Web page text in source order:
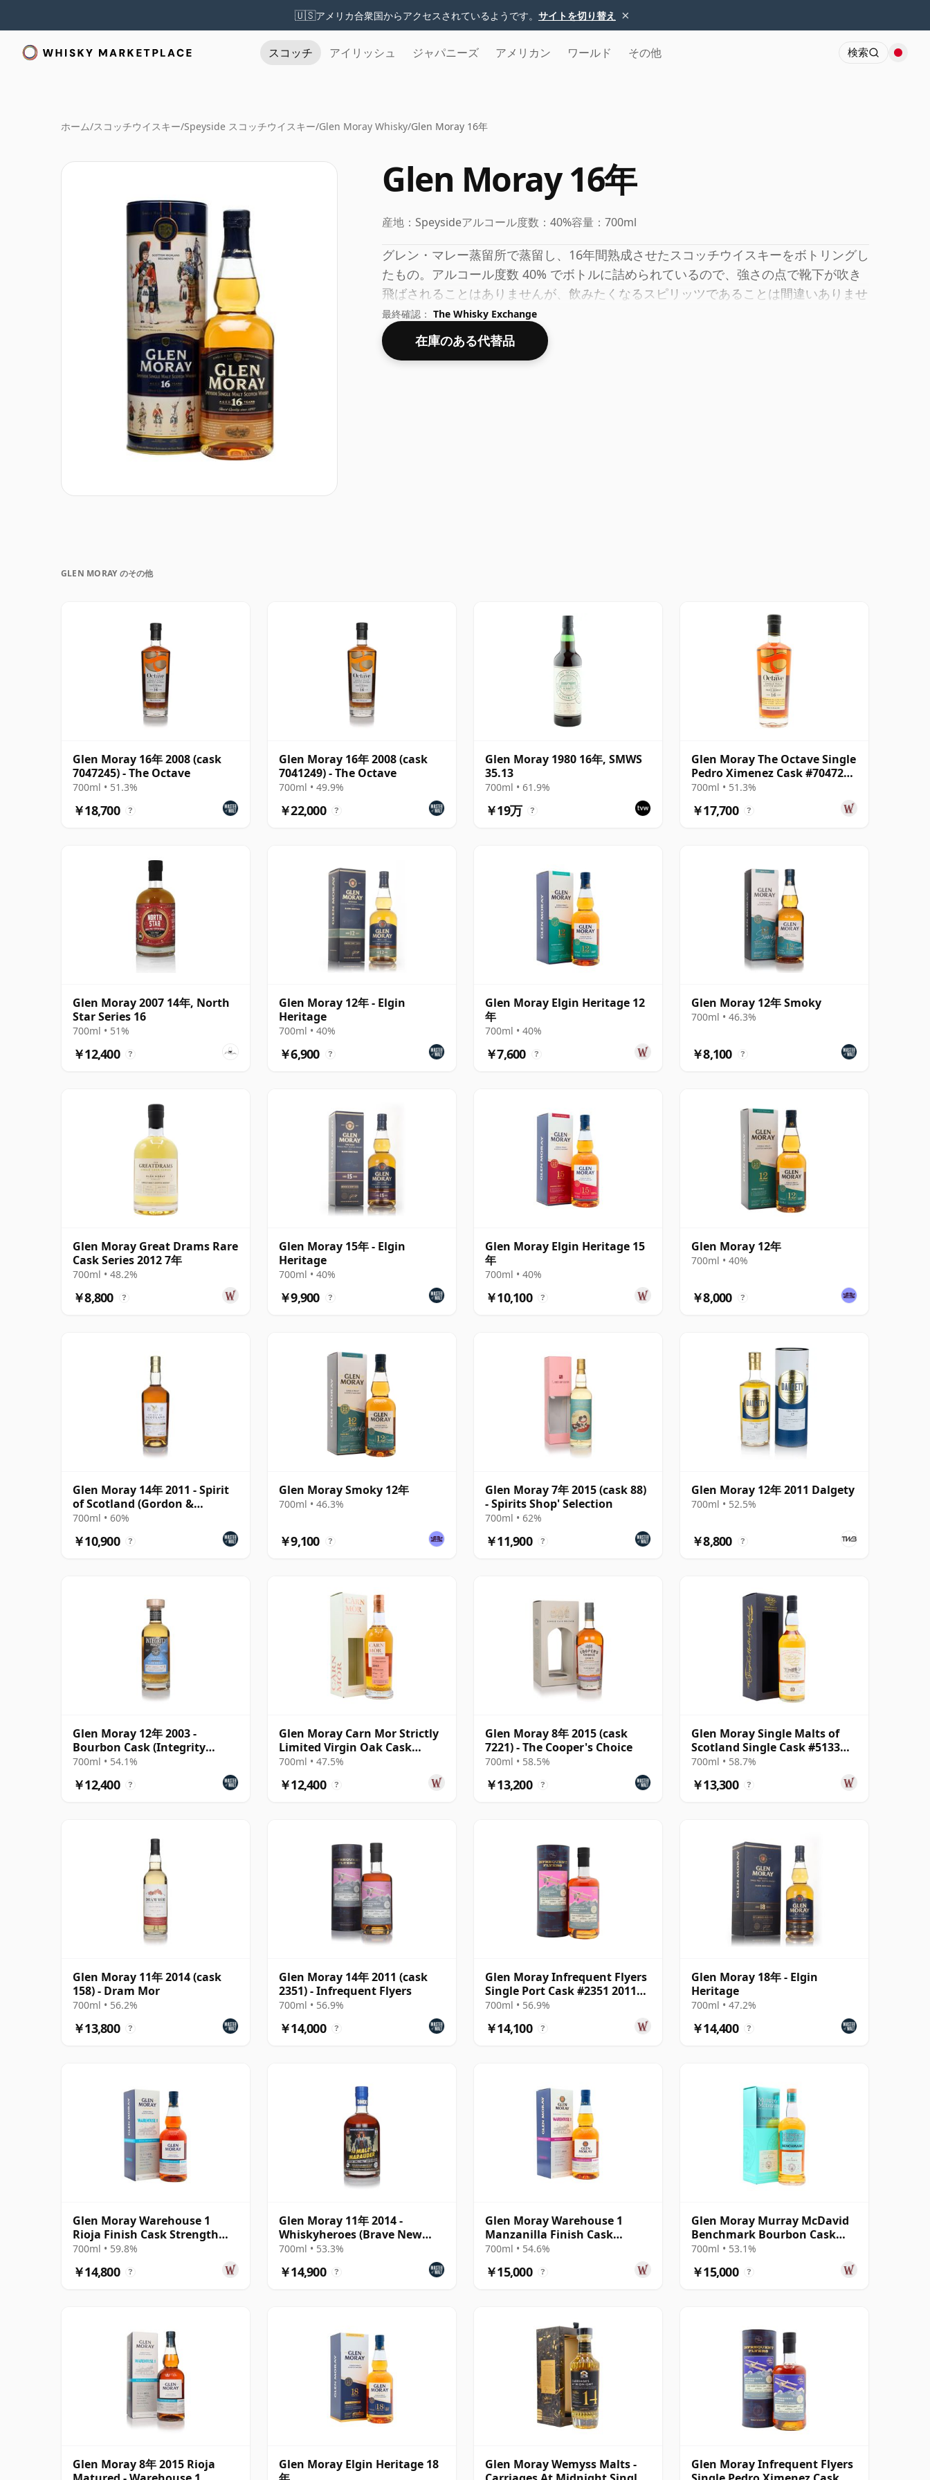
🇺🇸アメリカ合衆国からアクセスされているようです。 サイトを切り替え ×
スコッチ アイリッシュ ジャパニーズ アメリカン ワールド その他 検索
ホーム/スコッチウイスキー/Speyside スコッチウイスキー/Glen Moray Whisky/Glen Moray 16年
Glen Moray 16年
産地： Speysideアルコール度数： 40%容量： 700ml
グレン・マレー蒸留所で蒸留し、16年間熟成させたスコッチウイスキーをボトリングし
たもの。アルコール度数 40% でボトルに詰められているので、強さの点で靴下が吹き
飛ばされることはありませんが、飲みたくなるスピリッツであることは間違いありませ
ん。
最終確認： The Whisky Exchange
在庫のある代替品
GLEN MORAY のその他
Glen Moray 16年 2008 (cask
7047245) - The Octave
700ml • 51.3%
￥18,700 ?
Glen Moray 16年 2008 (cask
7041249) - The Octave
700ml • 49.9%
￥22,000 ?
Glen Moray 1980 16年, SMWS
35.13
700ml • 61.9%
￥19万 ?
Glen Moray The Octave Single
Pedro Ximenez Cask #7047245
2008 16年
700ml • 51.3%
￥17,700 ?
Glen Moray 2007 14年, North
Star Series 16
700ml • 51%
￥12,400 ?
Glen Moray 12年 - Elgin
Heritage
700ml • 40%
￥6,900 ?
Glen Moray Elgin Heritage 12
年
700ml • 40%
￥7,600 ?
Glen Moray 12年 Smoky
700ml • 46.3%
￥8,100 ?
Glen Moray Great Drams Rare
Cask Series 2012 7年
700ml • 48.2%
￥8,800 ?
Glen Moray 15年 - Elgin
Heritage
700ml • 40%
￥9,900 ?
Glen Moray Elgin Heritage 15
年
700ml • 40%
￥10,100 ?
Glen Moray 12年
700ml • 40%
￥8,000 ?
Glen Moray 14年 2011 - Spirit
of Scotland (Gordon &
MacPhail)
700ml • 60%
￥10,900 ?
Glen Moray Smoky 12年
700ml • 46.3%
￥9,100 ?
Glen Moray 7年 2015 (cask 88)
- Spirits Shop' Selection
700ml • 62%
￥11,900 ?
Glen Moray 12年 2011 Dalgety
700ml • 52.5%
￥8,800 ?
Glen Moray 12年 2003 -
Bourbon Cask (Integrity
Malts)
700ml • 54.1%
￥12,400 ?
Glen Moray Carn Mor Strictly
Limited Virgin Oak Cask
Finish S 2013 8年
700ml • 47.5%
￥12,400 ?
Glen Moray 8年 2015 (cask
7221) - The Cooper's Choice
700ml • 58.5%
￥13,200 ?
Glen Moray Single Malts of
Scotland Single Cask #5133
2007 10年
700ml • 58.7%
￥13,300 ?
Glen Moray 11年 2014 (cask
158) - Dram Mor
700ml • 56.2%
￥13,800 ?
Glen Moray 14年 2011 (cask
2351) - Infrequent Flyers
700ml • 56.9%
￥14,000 ?
Glen Moray Infrequent Flyers
Single Port Cask #2351 2011
14年
700ml • 56.9%
￥14,100 ?
Glen Moray 18年 - Elgin
Heritage
700ml • 47.2%
￥14,400 ?
Glen Moray Warehouse 1
Rioja Finish Cask Strength
Speyside Si 2015 8年
700ml • 59.8%
￥14,800 ?
Glen Moray 11年 2014 -
Whiskyheroes (Brave New
Spirits)
700ml • 53.3%
￥14,900 ?
Glen Moray Warehouse 1
Manzanilla Finish Cask
Strength Speysi 2008 13年
700ml • 54.6%
￥15,000 ?
Glen Moray Murray McDavid
Benchmark Bourbon Cask
Single Malt 2007 17年
700ml • 53.1%
￥15,000 ?
Glen Moray 8年 2015 Rioja
Glen Moray Elgin Heritage 18
Glen Moray Wemyss Malts -
Glen Moray Infrequent Flyers